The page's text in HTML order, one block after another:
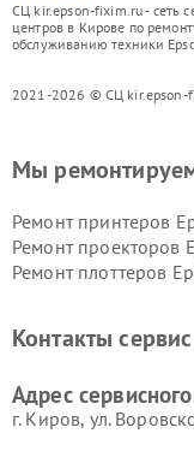
СЦ kir.epson-fixim.ru - сеть
центров в Кирове по
обслуживанию техники
2021-2026 © СЦ kir.epson-
Мы
Ремонт принтеров
Ремонт проекторов
Ремонт плоттеров
Контакты
Адрес
г. Киров, ул.